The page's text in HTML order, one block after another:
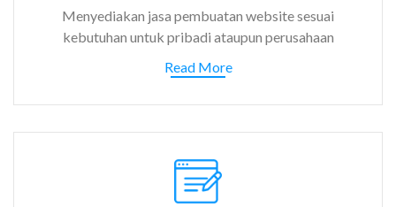
Menyediakan jasa pembuatan website sesuai
kebutuhan untuk pribadi ataupun perusahaan
Read More